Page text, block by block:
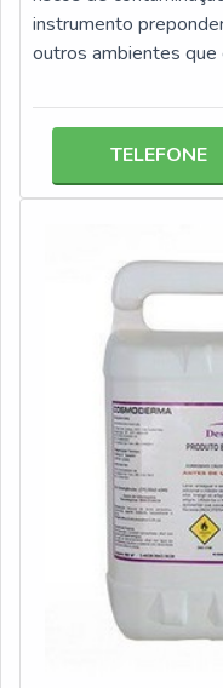
instrumento
outros ambientes
vantagens, entre
ug de proteína;
interpretação do
TELEFONE